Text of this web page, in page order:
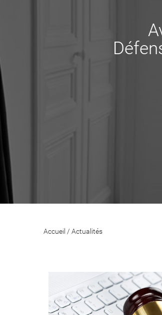
Accueil / Actualités